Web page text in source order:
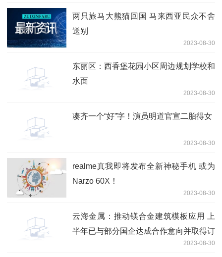
两只旅马大熊猫回国 马来西亚民众不舍
送别
2023-08-30
东丽区：西香堡花园小区周边规划学校和
水面
2023-08-30
凑齐一个“好”字！演员明道官宣二胎得女
2023-08-30
realme真我即将发布全新神秘手机 或为
Narzo 60X！
2023-08-30
云海金属：推动镁合金建筑模板应用 上
半年已与部分国企达成合作意向并取得订
2023-08-30